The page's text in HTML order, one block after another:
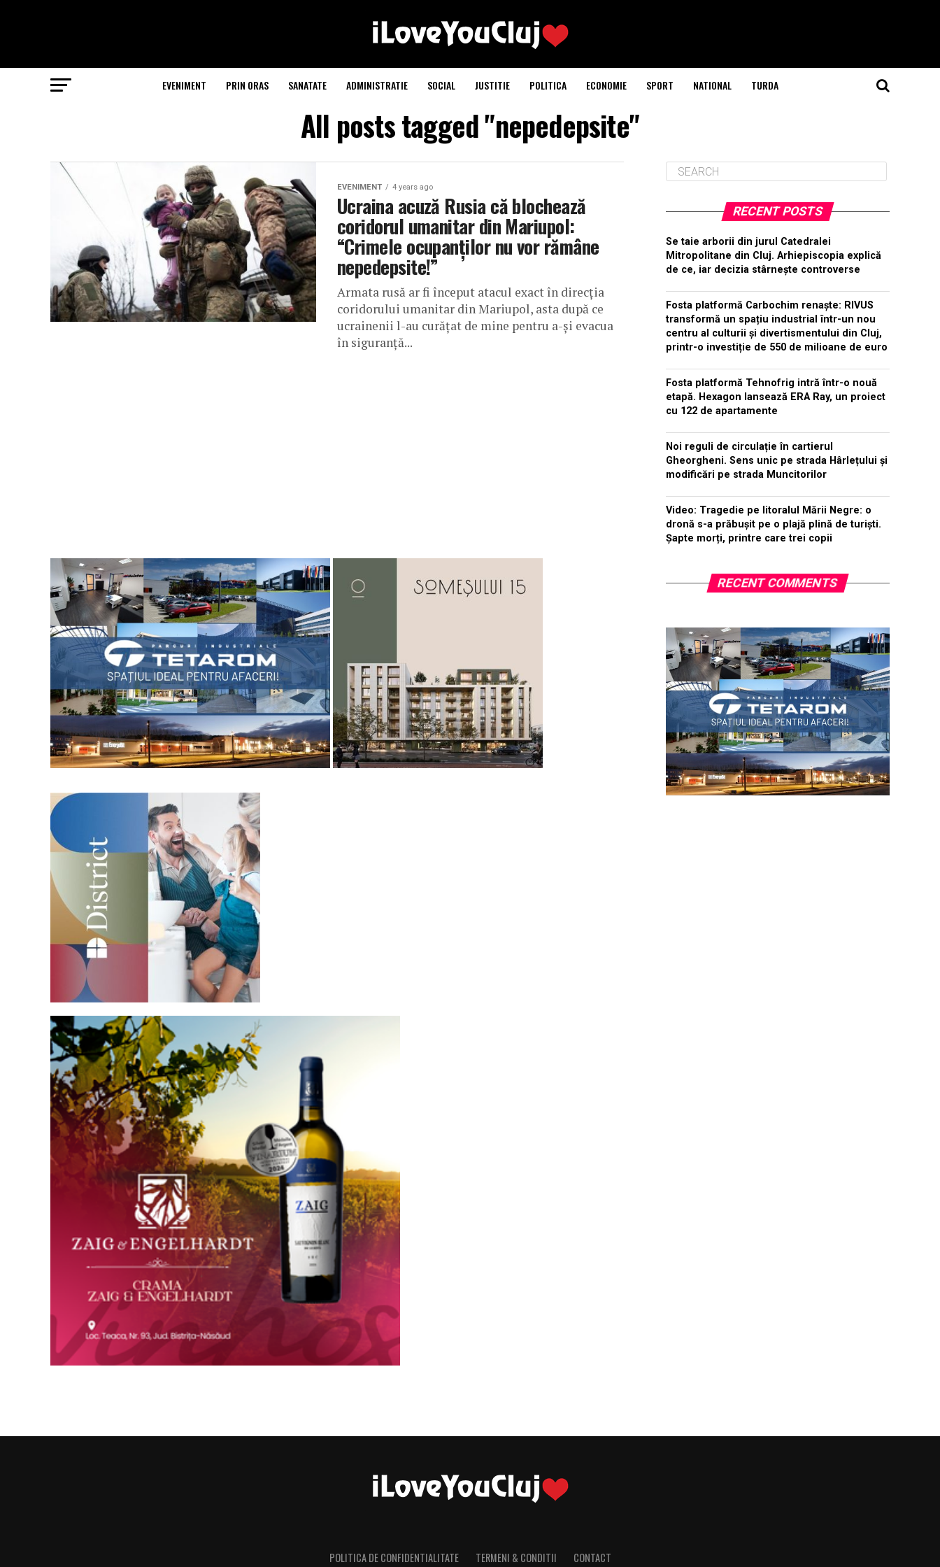
EVENIMENT PRIN ORAS SANATATE ADMINISTRATIE SOCIAL JUSTITIE POLITICA ECONOMIE SPORT NATIONAL TURDA
All posts tagged "nepedepsite"
EVENIMENT 4 years ago
Ucraina acuză Rusia că blochează
coridorul umanitar din Mariupol:
“Crimele ocupanților nu vor rămâne
nepedepsite!”
Armata rusă ar fi început atacul exact în direcția
coridorului umanitar din Mariupol, asta după ce
ucrainenii l-au curățat de mine pentru a-și evacua
în siguranță...
RECENT POSTS
Se taie arborii din jurul Catedralei
Mitropolitane din Cluj. Arhiepiscopia explică
de ce, iar decizia stârnește controverse
Fosta platformă Carbochim renaște: RIVUS
transformă un spațiu industrial într-un nou
centru al culturii și divertismentului din Cluj,
printr-o investiție de 550 de milioane de euro
Fosta platformă Tehnofrig intră într-o nouă
etapă. Hexagon lansează ERA Ray, un proiect
cu 122 de apartamente
Noi reguli de circulație în cartierul
Gheorgheni. Sens unic pe strada Hârlețului și
modificări pe strada Muncitorilor
Video: Tragedie pe litoralul Mării Negre: o
dronă s-a prăbușit pe o plajă plină de turiști.
Șapte morți, printre care trei copii
RECENT COMMENTS
POLITICA DE CONFIDENTIALITATE TERMENI & CONDITII CONTACT